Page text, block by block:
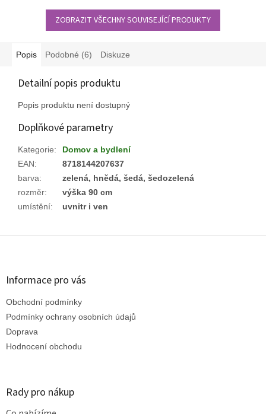
ZOBRAZIT VŠECHNY SOUVISEJÍCÍ PRODUKTY
Popis Podobné (6) Diskuze
Detailní popis produktu
Popis produktu není dostupný
Doplňkové parametry
Kategorie:
Domov a bydlení
EAN:
8718144207637
barva:
zelená, hnědá, šedá, šedozelená
rozměr:
výška 90 cm
umístění: uvnitr i ven
Z
Informace pro vás
Obchodní podmínky
Podmínky ochrany osobních údajů
Doprava
Hodnocení obchodu
Rady pro nákup